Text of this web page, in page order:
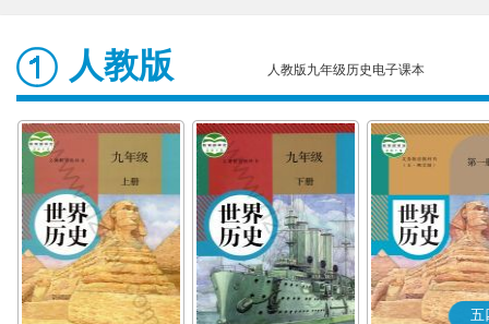
人教版 人教版九年级历史电子课本
五